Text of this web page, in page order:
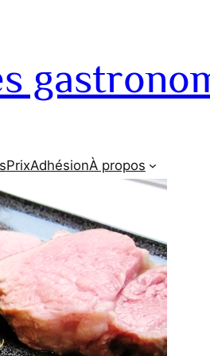
PrixAdhésionÀ propos